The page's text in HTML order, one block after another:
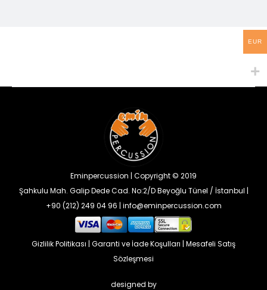
Eminpercussion | Copyright © 2019
Şahkulu Mah. Galip Dede Cad. No:2/D Beyoğlu Tünel / İstanbul |
+90 (212) 249 04 96 | info@eminpercussion.com
Gizlilik Politikası | Garanti ve İade Koşulları | Mesafeli Satış
Sözleşmesi
designed by
EUR